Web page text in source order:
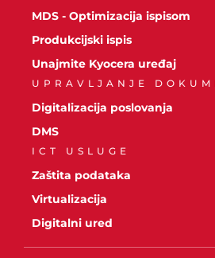
MDS - Optimizacija ispisom
Produkcijski ispis
Unajmite Kyocera uređaj
UPRAVLJANJE
Digitalizacija poslovanja
DMS
ICT USLUGE
Zaštita podataka
Virtualizacija
Digitalni ured